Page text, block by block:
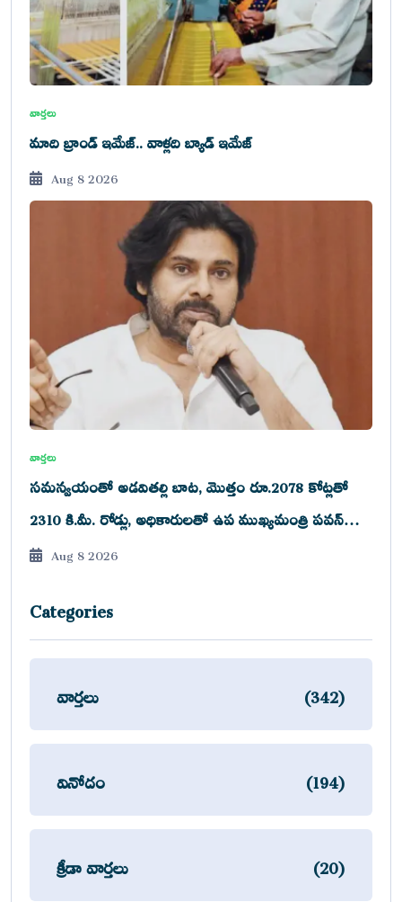
వార్తలు
మాది బ్రాండ్ ఇమేజ్.. వాళ్లది బ్యాడ్ ఇమేజ్
Aug 8 2026
వార్తలు
సమన్వయంతో అడవితల్లి బాట, మొత్తం రూ.2078 కోట్లతో
2310 కి.మీ. రోడ్లు, అధికారులతో ఉప ముఖ్యమంత్రి పవన్
సమీక్షAug 8 2026
Categories
వార్తలు (342)
వినోదం (194)
క్రీడా వార్తలు (20)